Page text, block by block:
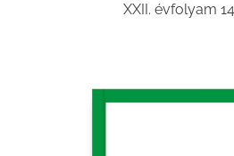
XXII. évfolyam